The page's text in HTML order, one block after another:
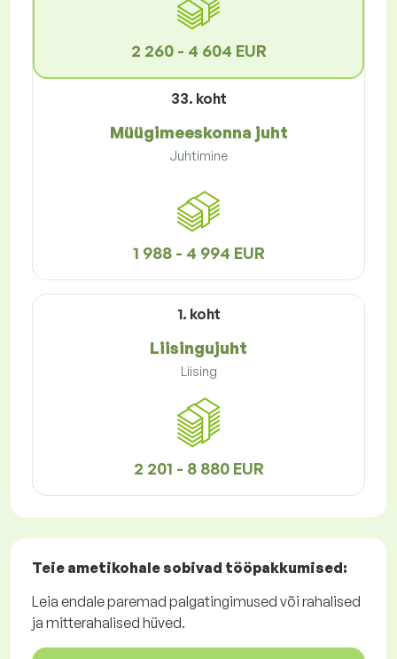
2 260 - 4 604 EUR
33. koht
Müügimeeskonna juht
Juhtimine
1 988 - 4 994 EUR
1. koht
Liisingujuht
Liising
2 201 - 8 880 EUR
Teie ametikohale sobivad tööpakkumised:
Leia endale paremad palgatingimused või rahalised
ja mitterahalised hüved.